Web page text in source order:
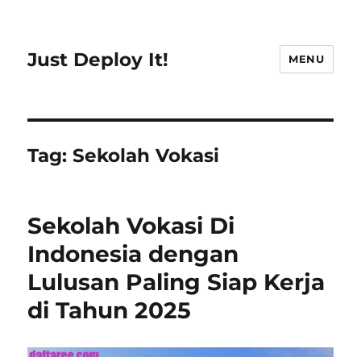
Just Deploy It! MENU
Tag:Sekolah Vokasi
Sekolah Vokasi Di
Indonesia dengan
Lulusan Paling Siap Kerja
di Tahun 2025